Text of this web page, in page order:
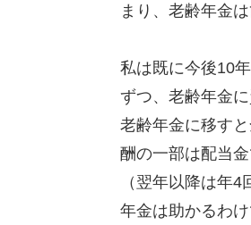
まり、老齢年金
私は既に今後10
ずつ、老齢年金
老齢年金に移す
酬の一部は配当
（翌年以降は年
年金は助かるわけ